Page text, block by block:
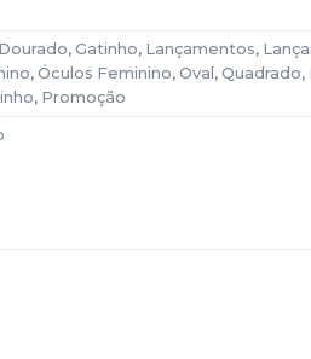
Dourado, Gatinho, Lançamentos,
, Óculos Feminino, Oval , Quadrado,
, Promoção